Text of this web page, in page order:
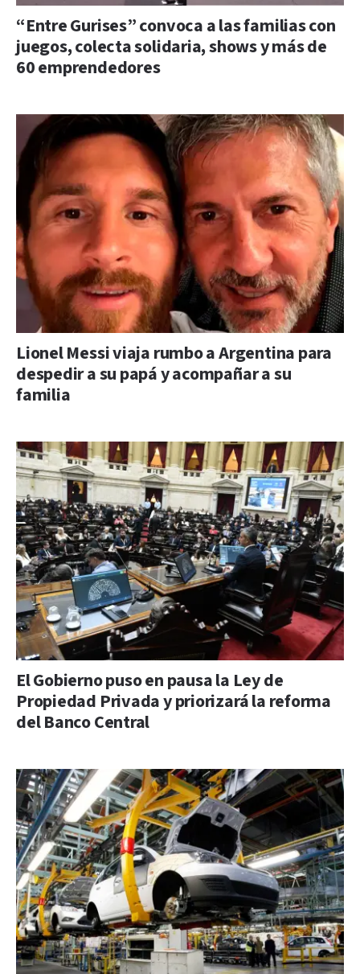
“Entre Gurises” convoca a las familias con
juegos, colecta solidaria, shows y más de
60 emprendedores
Lionel Messi viaja rumbo a Argentina para
despedir a su papá y acompañar a su
familia
El Gobierno puso en pausa la Ley de
Propiedad Privada y priorizará la reforma
del Banco Central